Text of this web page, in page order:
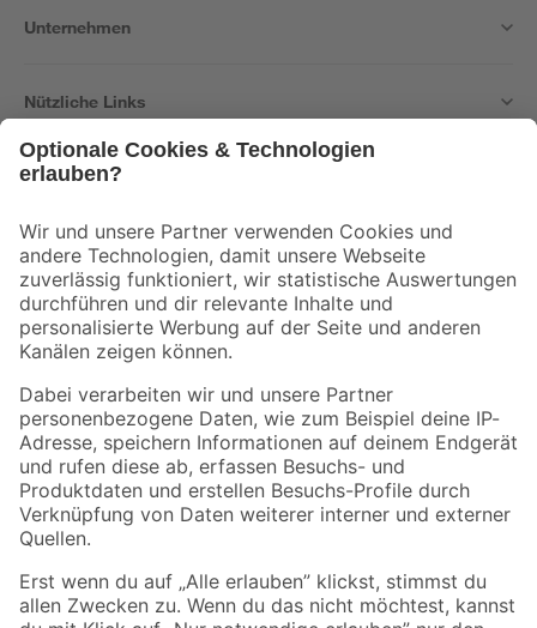
Unternehmen
Nützliche Links
Der toom Newsletter: Keine Angebote und Aktionen mehr verpassen!
Zur Newsletter Anmeldung
Folge uns
Zahlungsarten Versandarten
Sicher einkaufen